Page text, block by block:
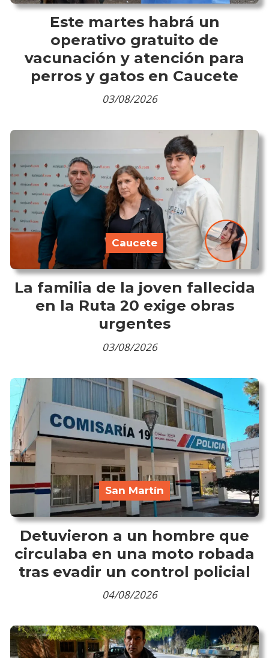
Este martes habrá un
operativo gratuito de
vacunación y atención para
perros y gatos en Caucete
03/08/2026
La familia de la joven fallecida
en la Ruta 20 exige obras
urgentes
Caucete
03/08/2026
Detuvieron a un hombre que
circulaba en una moto robada
tras evadir un control policial
San Martín
04/08/2026